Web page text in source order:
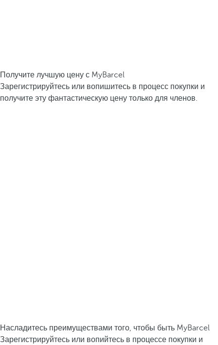
Получите лучшую цену с MyBarcel
Зарегистрируйтесь или вопишитесь в процесс покупки и
получите эту фантастическую цену только для членов.
Насладитесь преимуществами того, чтобы быть MyBarcel
Зарегистрируйтесь или вопийтесь в процессе покупки и